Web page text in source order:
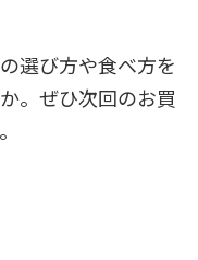
選び方や食べ方を
。ぜひ次回のお買